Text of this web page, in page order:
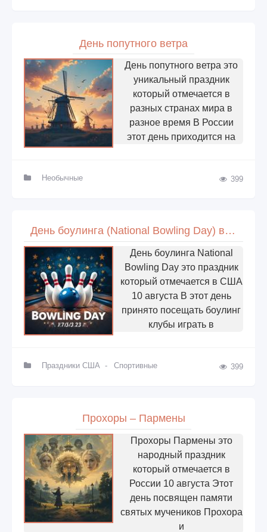
День попутного ветра
День попутного ветра это
уникальный праздник
который отмечается в
разных странах мира в
разное время В России
этот день приходится на
Необычные 399
День боулинга (National Bowling Day) в США
День боулинга National
Bowling Day это праздник
который отмечается в США
10 августа В этот день
принято посещать боулинг
клубы играть в
Праздники США - Спортивные 399
Прохоры – Пармены
Прохоры Пармены это
народный праздник
который отмечается в
России 10 августа Этот
день посвящен памяти
святых мучеников Прохора
и